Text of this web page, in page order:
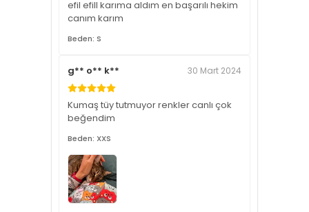
efil efill karıma aldım en başarılı hekim
canım karım
Beden: S
g** o** k** 30 Mart 2024
Kumaş tüy tutmuyor renkler canlı çok
beğendim
Beden: XXS